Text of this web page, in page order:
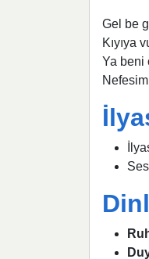
Gel be
Kıyıya
Ya beni